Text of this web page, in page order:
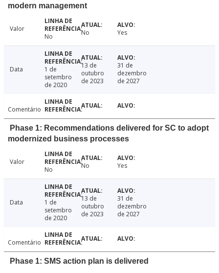
modern management
Valor
No
No Yes
Data
1 de
setembro
de 2020
13 de
outubro
de 2023
31 de
dezembro
de 2027
Comentário
Phase 1: Recommendations delivered for SC to adopt
modernized business processes
Valor
No
No Yes
Data
1 de
setembro
de 2020
13 de
outubro
de 2023
31 de
dezembro
de 2027
Comentário
Phase 1: SMS action plan is delivered